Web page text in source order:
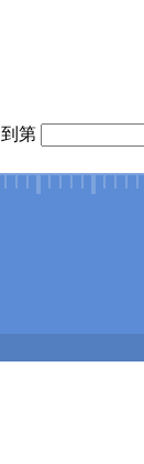
到第